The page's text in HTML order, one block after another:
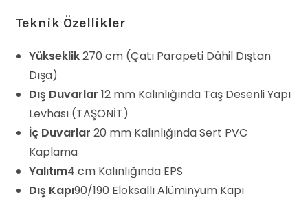
Teknik Özellikler
Yükseklik270 cm (Çatı Parapeti Dâhil Dıştan
Dışa)
Dış Duvarlar12 mm Kalınlığında Taş Desenli Yapı
Levhası (TAŞONİT)
İç Duvarlar20 mm Kalınlığında Sert PVC
Kaplama
Yalıtım4 cm Kalınlığında EPS
Dış Kapı90/190 Eloksallı Alüminyum Kapı